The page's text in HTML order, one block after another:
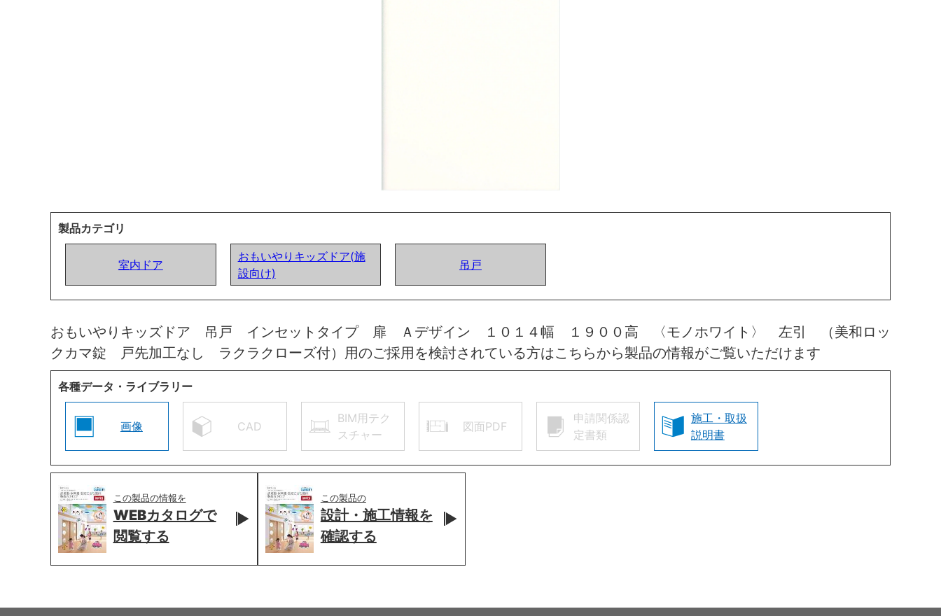
製品カテゴリ
室内ドア
おもいやりキッズドア(施
設向け)
吊戸
おもいやりキッズドア 吊戸 インセットタイプ 扉 Ａデザイン １０１４幅 １９００高 〈モノホワイト〉 左引 （美和ロッ
クカマ錠 戸先加工なし ラクラクローズ付）用のご採用を検討されている方はこちらから製品の情報がご覧いただけます
各種データ・ライブラリー
画像 CAD
BIM用テク
スチャー
図面PDF
申請関係認
定書類
施工・取扱
説明書
この製品の情報を
WEBカタログで
閲覧する
この製品の
設計・施工情報を
確認する